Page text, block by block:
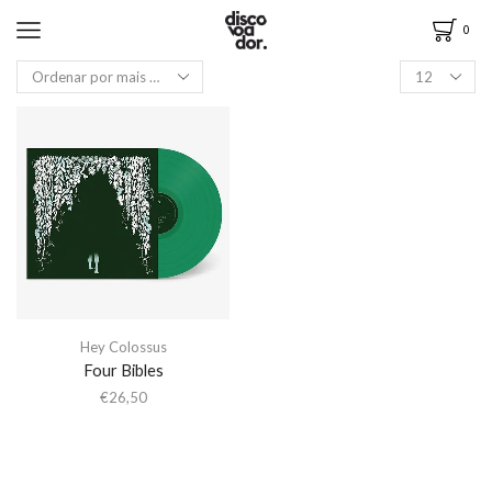
0
Hey Colossus
Four Bibles
€26,50